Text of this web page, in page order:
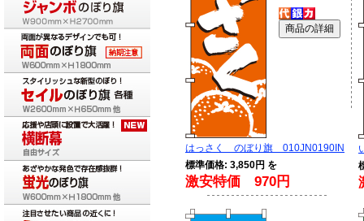
はっさく のぼり旗 010JN0190IN
標準価格: 3,850円 を
激安特価 970円